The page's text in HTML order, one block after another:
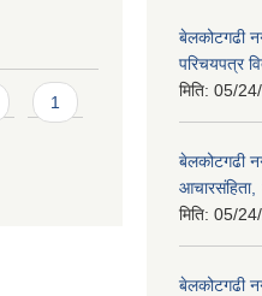
1
बेलकोटगढी
परिचयपत्र
मिति: 05/
बेलकोटगढी
मिति: 05/
बेलकोटगढी